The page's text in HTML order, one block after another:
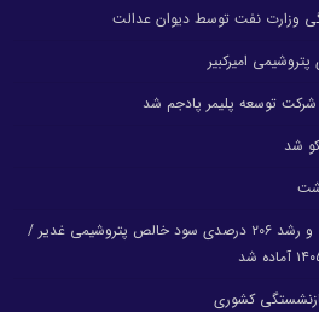
وزارت نفت توسط دیوان عدالت
امیرکبیر
شرکت توسعه پلیمر پادجم شد
شد
رشد ۲۴ درصدی درآمد عملیاتی و رشد ۲۰۶ درصدی سود خالص پتروشیمی غدیر /
کشوری